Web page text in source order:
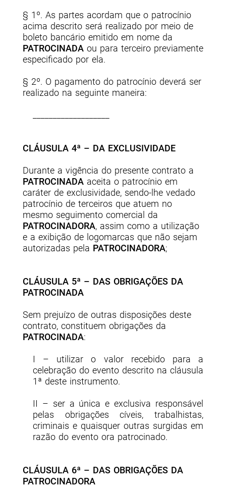
§ 1º. As partes acordam que o patrocínio
acima descrito será realizado por meio de
boleto bancário emitido em nome da
PATROCINADAou para terceiro previamente
especificado por ela.
§ 2º. O pagamento do patrocínio deverá ser
realizado na seguinte maneira:
CLÁUSULA 4ª – DA EXCLUSIVIDADE
Durante a vigência do presente contrato a
PATROCINADAaceita o patrocínio em
caráter de exclusividade, sendo-lhe vedado
patrocínio de terceiros que atuem no
mesmo seguimento comercial da
PATROCINADORA, assim como a utilização
e a exibição de logomarcas que não sejam
autorizadas pela PATROCINADORA;
CLÁUSULA 5ª – DAS OBRIGAÇÕES DA
PATROCINADA
Sem prejuízo de outras disposições deste
contrato, constituem obrigações da
PATROCINADA:
I – utilizar o valor recebido para a
celebração do evento descrito na cláusula
1ª deste instrumento.
II – ser a única e exclusiva responsável
pelas obrigações cíveis, trabalhistas,
criminais e quaisquer outras surgidas em
razão do evento ora patrocinado.
CLÁUSULA 6ª – DAS OBRIGAÇÕES DA
PATROCINADORA